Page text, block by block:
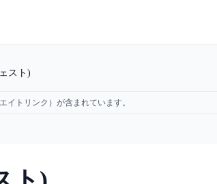
スト)
イトリンク）が含まれています。